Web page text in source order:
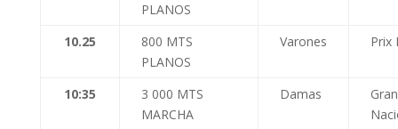
PLANOS
10.25
800 MTS
PLANOS
Varones Prix
10:35
3 000 MTS
MARCHA
Damas